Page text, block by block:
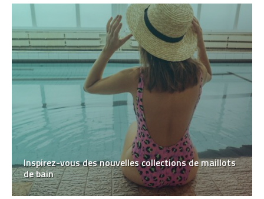
Inspirez-vous des nouvelles collections de maillots
de bain